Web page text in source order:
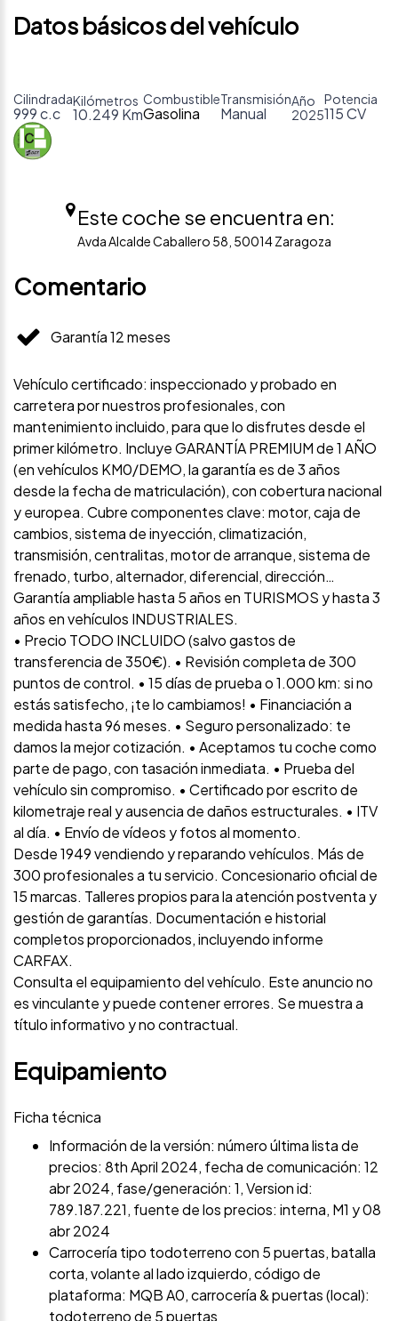
Datos básicos del vehículo
Cilindrada
999 c.c
Kilómetros
10.249 Km
Combustible
Gasolina
Transmisión
Manual
Año
2025
Potencia
115 CV
Este coche se encuentra en:
Avda Alcalde Caballero 58, 50014 Zaragoza
Comentario
Garantía 12 meses
Vehículo certificado: inspeccionado y probado en
carretera por nuestros profesionales, con
mantenimiento incluido, para que lo disfrutes desde el
primer kilómetro. Incluye GARANTÍA PREMIUM de 1 AÑO
(en vehículos KM0/DEMO, la garantía es de 3 años
desde la fecha de matriculación), con cobertura nacional
y europea. Cubre componentes clave: motor, caja de
cambios, sistema de inyección, climatización,
transmisión, centralitas, motor de arranque, sistema de
frenado, turbo, alternador, diferencial, dirección…
Garantía ampliable hasta 5 años en TURISMOS y hasta 3
años en vehículos INDUSTRIALES.
• Precio TODO INCLUIDO (salvo gastos de
transferencia de 350€). • Revisión completa de 300
puntos de control. • 15 días de prueba o 1.000 km: si no
estás satisfecho, ¡te lo cambiamos! • Financiación a
medida hasta 96 meses. • Seguro personalizado: te
damos la mejor cotización. • Aceptamos tu coche como
parte de pago, con tasación inmediata. • Prueba del
vehículo sin compromiso. • Certificado por escrito de
kilometraje real y ausencia de daños estructurales. • ITV
al día. • Envío de vídeos y fotos al momento.
Desde 1949 vendiendo y reparando vehículos. Más de
300 profesionales a tu servicio. Concesionario oficial de
15 marcas. Talleres propios para la atención postventa y
gestión de garantías. Documentación e historial
completos proporcionados, incluyendo informe
CARFAX.
Consulta el equipamiento del vehículo. Este anuncio no
es vinculante y puede contener errores. Se muestra a
título informativo y no contractual.
Equipamiento
Ficha técnica
Información de la versión: número última lista de
precios: 8th April 2024, fecha de comunicación: 12
abr 2024, fase/generación: 1, Version id:
789.187.221, fuente de los precios: interna, M1 y 08
abr 2024
Carrocería tipo todoterreno con 5 puertas, batalla
corta, volante al lado izquierdo, código de
plataforma: MQB A0, carrocería & puertas (local):
todoterreno de 5 puertas